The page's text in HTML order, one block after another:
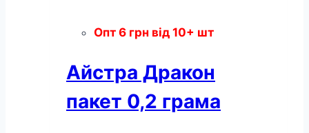
Опт 6 грн від 10+ шт
Айстра Дракон
пакет 0,2 грама